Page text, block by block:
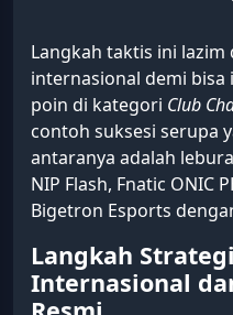
Langkah taktis ini
internasional demi
poin di kategori Club
contoh suksesi serupa
antaranya adalah
NIP Flash, Fnatic ONIC
Bigetron Esports
Langkah
Internasional